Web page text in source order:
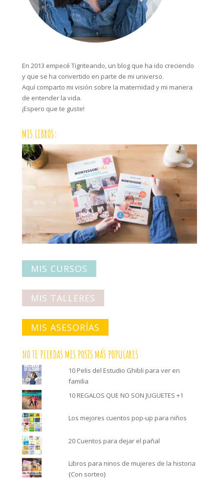
En 2013 empecé Tigriteando, un blog que ha ido creciendo
y que se ha convertido en parte de mi universo.
Aquí comparto mi visión sobre la maternidad y mi manera
de entender la vida.
¡Espero que te guste!
MIS LIBROS:
MIS CURSOS
MIS TALLERES
MIS ASESORÍAS
NO TE PIERDAS MIS POSTS MÁS POPULARES
10 Pelis del Estudio Ghibli para ver en
familia
10 REGALOS QUE NO SON JUGUETES +1
Los mejores cuentos pop-up para niños
20 Cuentos para dejar el pañal
Libros para ninos de mujeres de la historia
{Con sorteo}